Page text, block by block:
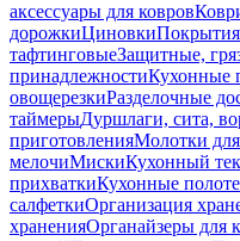
аксессуары для ковров
дорожкиЦиновки
тафтинговыеЗащитные,
принадлежностиКухонные
овощерезкиРазделочные
таймерыДуршлаги, сита,
приготовленияМолотки
мелочиМискиКухонный
прихваткиКухонные
салфеткиОрганизация
храненияОрганайзеры для